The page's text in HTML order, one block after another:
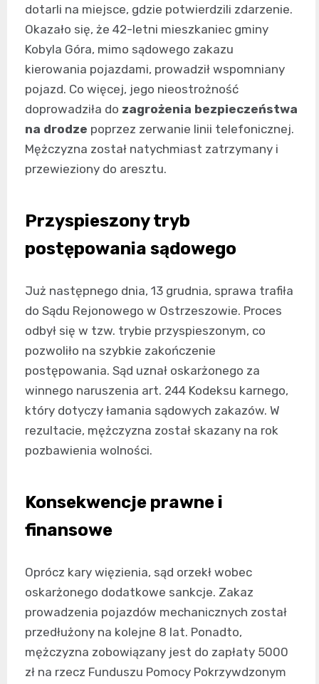
dotarli na miejsce, gdzie potwierdzili zdarzenie.
Okazało się, że 42-letni mieszkaniec gminy
Kobyla Góra, mimo sądowego zakazu
kierowania pojazdami, prowadził wspomniany
pojazd. Co więcej, jego nieostrożność
doprowadziła do zagrożenia bezpieczeństwa
na drodze poprzez zerwanie linii telefonicznej.
Mężczyzna został natychmiast zatrzymany i
przewieziony do aresztu.
Przyspieszony tryb
postępowania sądowego
Już następnego dnia, 13 grudnia, sprawa trafiła
do Sądu Rejonowego w Ostrzeszowie. Proces
odbył się w tzw. trybie przyspieszonym, co
pozwoliło na szybkie zakończenie
postępowania. Sąd uznał oskarżonego za
winnego naruszenia art. 244 Kodeksu karnego,
który dotyczy łamania sądowych zakazów. W
rezultacie, mężczyzna został skazany na rok
pozbawienia wolności.
Konsekwencje prawne i
finansowe
Oprócz kary więzienia, sąd orzekł wobec
oskarżonego dodatkowe sankcje. Zakaz
prowadzenia pojazdów mechanicznych został
przedłużony na kolejne 8 lat. Ponadto,
mężczyzna zobowiązany jest do zapłaty 5000
zł na rzecz Funduszu Pomocy Pokrzywdzonym